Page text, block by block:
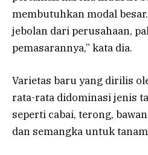
membutuhkan modal
jebolan dari perusahaan,
pemasarannya,” kata dia.
Varietas baru yang dirilis
rata-rata didominasi jenis
seperti cabai, terong,
dan semangka untuk